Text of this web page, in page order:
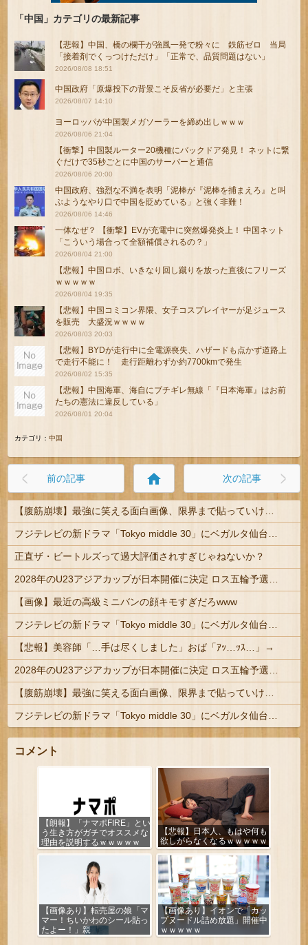
「中国」カテゴリの最新記事
【悲報】中国、橋の欄干が強風一発で粉々に 鉄筋ゼロ 当局
「接着剤でくっつけただけ」「正常で、品質問題はない」
2026/08/08 18:51
中国政府「原爆投下の背景こそ反省が必要だ」と主張
2026/08/07 14:10
ヨーロッパが中国製メガソーラーを締め出しｗｗｗ
2026/08/06 21:04
【衝撃】中国製ルーター20機種にバックドア発見！ ネットに繋
ぐだけで35秒ごとに中国のサーバーと通信
2026/08/06 20:00
中国政府、強烈な不満を表明「泥棒が『泥棒を捕まえろ』と叫
ぶようなやり口で中国を貶めている」と強く非難！
2026/08/06 14:46
一体なぜ？ 【衝撃】EVが充電中に突然爆発炎上！ 中国ネット
「こういう場合って全額補償されるの？」
2026/08/04 21:00
【悲報】中国ロボ、いきなり回し蹴りを放った直後にフリーズ
ｗｗｗｗｗ
2026/08/04 19:35
【悲報】中国コミコン界隈、女子コスプレイヤーが足ジュース
を販売 大盛況ｗｗｗｗ
2026/08/03 20:03
【悲報】BYDが走行中に全電源喪失、ハザードも点かず道路上
で走行不能に！ 走行距離わずか約7700kmで発生
2026/08/02 15:35
【悲報】中国海軍、海自にブチギレ無線「『日本海軍』はお前
たちの憲法に違反している」
2026/08/01 20:04
カテゴリ：中国
前の記事 home 次の記事
正直ザ・ビートルズって過大評価されすぎじゃねないか？
【画像】最近の高級ミニバンの顔キモすぎだろwww
【悲報】美容師「…手は尽くしました」おば「ｱｯ…ｯｽ…」→
コメント
【朗報】「ナマポFIRE」とい
う生き方がガチでオススメな
理由を説明するｗｗｗｗｗ
【悲報】日本人、もはや何も
欲しがらなくなるｗｗｗｗｗ
【画像あり】転売屋の娘「マ
マー！ちいかわのシール貼っ
たよー！」親
「！！！！！！」
【画像あり】イオンで「カッ
プヌードル詰め放題」開催中
ｗｗｗｗｗ